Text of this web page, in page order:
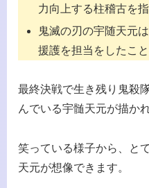
力向上する柱稽古を
鬼滅の刃の宇随天元
援護を担当をしたこと
最終決戦で生き残り鬼殺
んでいる宇髄天元が描か
笑っている様子から、と
天元が想像できます。